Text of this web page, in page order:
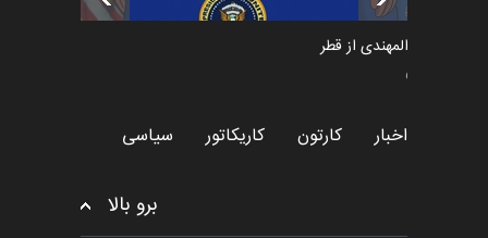
سعد المهندی از قطر
سیاسی
اخبار کارتون کاریکاتور سیاسی
برو بالا